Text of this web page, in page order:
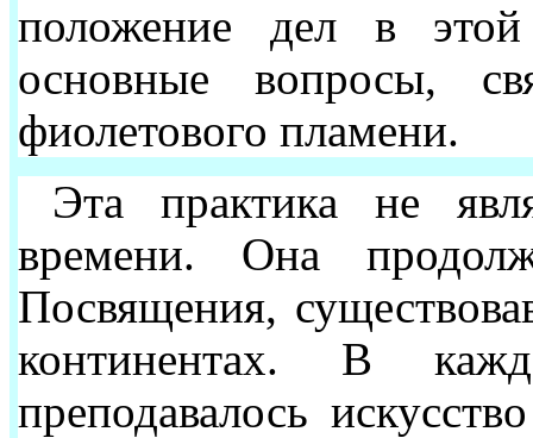
положение дел в
основные вопросы,
фиолетового пламени.
Эта практика не
времени. Она
Посвящения,
континентах. В
преподавалось